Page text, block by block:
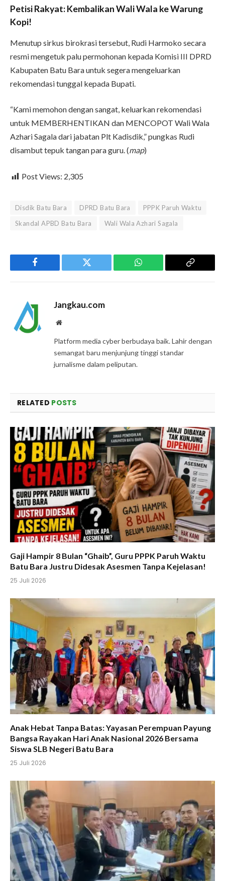
Petisi Rakyat: Kembalikan Wali Wala ke Warung
Kopi!
Menutup sirkus birokrasi tersebut, Rudi Harmoko secara
resmi mengetuk palu permohonan kepada Komisi III DPRD
Kabupaten Batu Bara untuk segera mengeluarkan
rekomendasi tunggal kepada Bupati.
“Kami memohon dengan sangat, keluarkan rekomendasi
untuk MEMBERHENTIKAN dan MENCOPOT Wali Wala
Azhari Sagala dari jabatan Plt Kadisdik,” pungkas Rudi
disambut tepuk tangan para guru. (map)
Post Views: 2,305
Disdik Batu Bara DPRD Batu Bara
PPPK Paruh Waktu
Skandal APBD Batu Bara
Wali Wala Azhari Sagala
Facebook Twitter WhatsApp
Copy
Jangkau.com
Website
Platform media cyber berbudaya baik. Lahir dengan
semangat baru menjunjung tinggi standar
jurnalisme dalam peliputan.
RELATED POSTS
Gaji Hampir 8 Bulan “Ghaib”, Guru PPPK Paruh Waktu
Batu Bara Justru Didesak Asesmen Tanpa Kejelasan!
25 Juli 2026
Anak Hebat Tanpa Batas: Yayasan Perempuan Payung
Bangsa Rayakan Hari Anak Nasional 2026 Bersama
Siswa SLB Negeri Batu Bara
25 Juli 2026